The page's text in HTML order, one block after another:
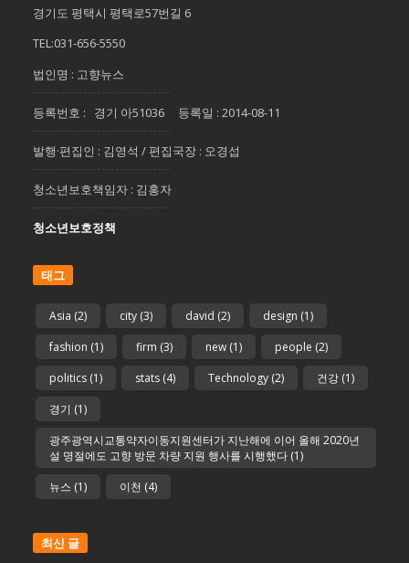
경기도 평택시 평택로57번길 6
TEL:031-656-5550
법인명 : 고향뉴스
등록번호 : 경기 아51036 등록일 : 2014-08-11
발행·편집인 : 김영석 / 편집국장 : 오경섭
청소년보호책임자 : 김홍자
청소년보호정책
태그
Asia (2) city (3) david (2) design (1)
fashion (1) firm (3) new (1) people (2)
politics (1) stats (4) Technology (2) 건강 (1)
경기 (1)
광주광역시교통약자이동지원센터가 지난해에 이어 올해 2020년
설 명절에도 고향 방문 차량 지원 행사를 시행했다 (1)
뉴스 (1) 이천 (4)
최신 글